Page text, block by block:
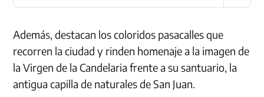
Además, destacan los coloridos pasacalles que
recorren la ciudad y rinden homenaje a la imagen de
la Virgen de la Candelaria frente a su santuario, la
antigua capilla de naturales de San Juan.